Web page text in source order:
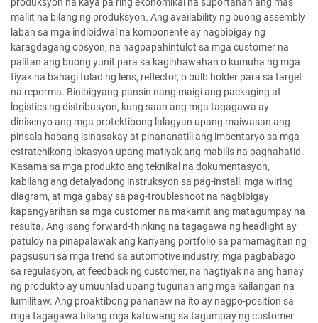
maliit na bilang ng produksyon. Ang availability ng buong assembly
laban sa mga indibidwal na komponente ay nagbibigay ng
karagdagang opsyon, na nagpapahintulot sa mga customer na
palitan ang buong yunit para sa kaginhawahan o kumuha ng mga
tiyak na bahagi tulad ng lens, reflector, o bulb holder para sa target
na reporma. Binibigyang-pansin nang maigi ang packaging at
logistics ng distribusyon, kung saan ang mga tagagawa ay
dinisenyo ang mga protektibong lalagyan upang maiwasan ang
pinsala habang isinasakay at pinananatili ang imbentaryo sa mga
estratehikong lokasyon upang matiyak ang mabilis na paghahatid.
Kasama sa mga produkto ang teknikal na dokumentasyon,
kabilang ang detalyadong instruksyon sa pag-install, mga wiring
diagram, at mga gabay sa pag-troubleshoot na nagbibigay
kapangyarihan sa mga customer na makamit ang matagumpay na
resulta. Ang isang forward-thinking na tagagawa ng headlight ay
patuloy na pinapalawak ang kanyang portfolio sa pamamagitan ng
pagsusuri sa mga trend sa automotive industry, mga pagbabago
sa regulasyon, at feedback ng customer, na nagtiyak na ang hanay
ng produkto ay umuunlad upang tugunan ang mga kailangan na
lumilitaw. Ang proaktibong pananaw na ito ay nagpo-position sa
mga tagagawa bilang mga katuwang sa tagumpay ng customer